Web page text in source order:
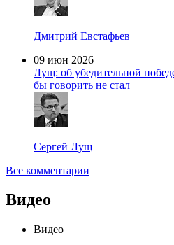
Дмитрий Евстафьев
09 июн 2026
Лущ: об убедительной
бы говорить не стал
Сергей Лущ
Все комментарии
Видео
Видео